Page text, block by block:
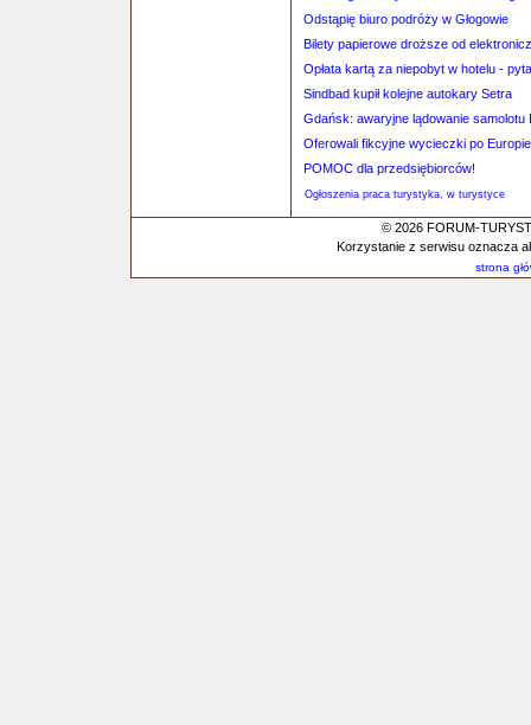
Odstąpię biuro podróży w Głogowie
Bilety papierowe droższe od
Opłata kartą za niepobyt w hotelu -
Sindbad kupił kolejne autokary Setra
Gdańsk: awaryjne lądowanie
Oferowali fikcyjne wycieczki po Europie
POMOC dla przedsiębiorców!
Ogłoszenia praca turystyka, w turystyce
© 2026 FORUM-
Korzystanie z serwisu oznacza
strona